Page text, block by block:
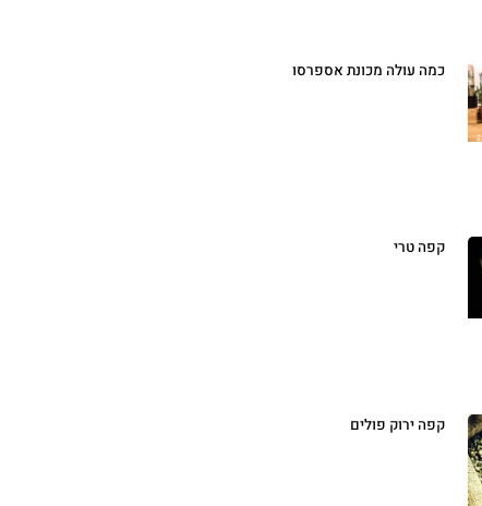
כמה עולה מכונת אספרסו
קפה טרי
קפה ירוק פולים